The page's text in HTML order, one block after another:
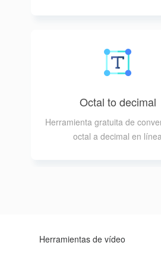
Octal to decimal
Herramienta gratuita de
octal a decimal en
Herramientas de vídeo